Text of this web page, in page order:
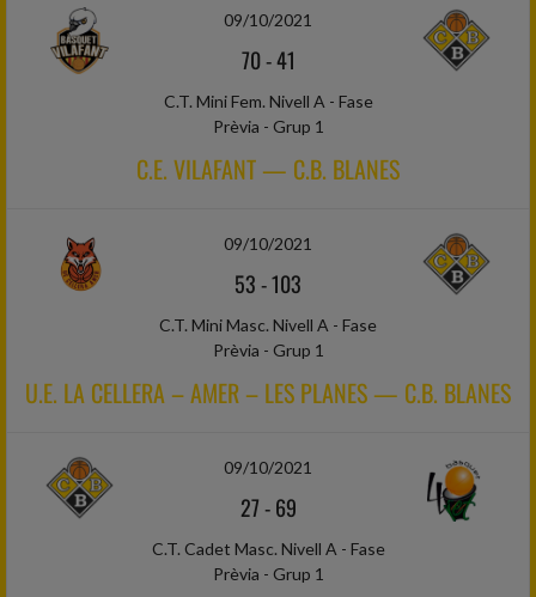
09/10/2021
70-41
C.T. Mini Fem. Nivell A - Fase
Prèvia - Grup 1
C.E. VILAFANT — C.B. BLANES
09/10/2021
53-103
C.T. Mini Masc. Nivell A - Fase
Prèvia - Grup 1
U.E. LA CELLERA – AMER – LES PLANES — C.B. BLANES
09/10/2021
27-69
C.T. Cadet Masc. Nivell A - Fase
Prèvia - Grup 1